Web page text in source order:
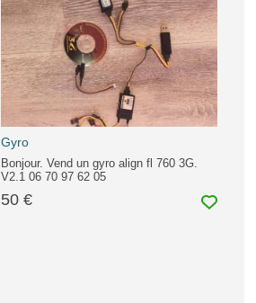
Gyro
Bonjour. Vend un gyro align fl 760 3G.
V2.1 06 70 97 62 05
50 €